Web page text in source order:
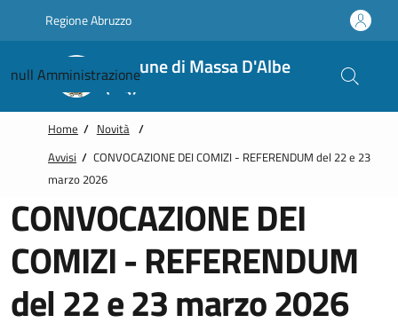
Regione Abruzzo
Comune di Massa D'Albe
(AQ)
null Amministrazione
Home / Novità /
Avvisi / CONVOCAZIONE DEI COMIZI - REFERENDUM del 22 e 23
marzo 2026
CONVOCAZIONE DEI
COMIZI - REFERENDUM
del 22 e 23 marzo 2026